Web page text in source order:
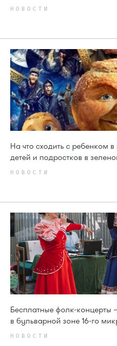
НОВОСТИ
На что сходить с ребенком
детей и подростков в
НОВОСТИ
Бесплатные фолк-концерты
в бульварной зоне 16-го
НОВОСТИ